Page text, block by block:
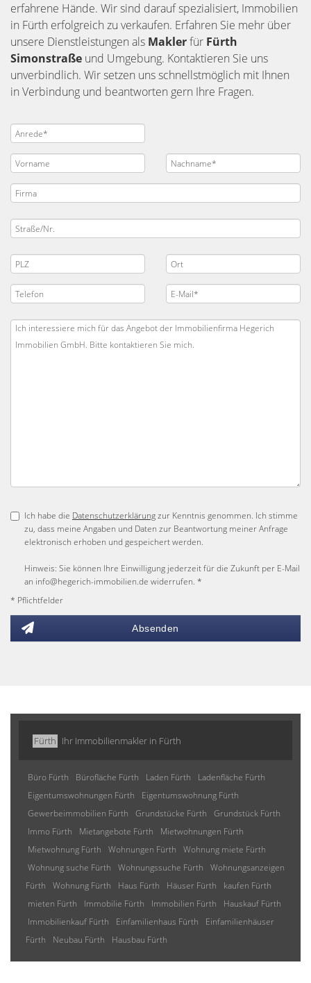
erfahrene Hände. Wir sind darauf spezialisiert, Immobilien
in Fürth erfolgreich zu verkaufen. Erfahren Sie mehr über
unsere Dienstleistungen als Maklerfür Fürth
Simonstraße und Umgebung. Kontaktieren Sie uns
unverbindlich. Wir setzen uns schnellstmöglich mit Ihnen
in Verbindung und beantworten gern Ihre Fragen.
Ich habe die Datenschutzerklärungzur Kenntnis genommen. Ich stimme
zu, dass meine Angaben und Daten zur Beantwortung meiner Anfrage
elektronisch erhoben und gespeichert werden.
Hinweis: Sie können Ihre Einwilligung jederzeit für die Zukunft per E-Mail
an info@hegerich-immobilien.de widerrufen. *
* Pflichtfelder
Absenden
Fürth Ihr Immobilienmakler in Fürth
Büro Fürth Bürofläche Fürth Laden Fürth
Ladenfläche Fürth
Eigentumswohnungen Fürth
Eigentumswohnung Fürth
Gewerbeimmobilien Fürth
Grundstücke Fürth
Grundstück Fürth
Immo Fürth
Mietangebote Fürth
Mietwohnungen Fürth
Mietwohnung Fürth
Wohnungen Fürth
Wohnung miete Fürth
Wohnung suche Fürth
Wohnungssuche Fürth
Wohnungsanzeigen
Fürth
Wohnung Fürth Haus Fürth Häuser Fürth
kaufen Fürth
mieten Fürth
Immobilie Fürth Immobilien Fürth
Hauskauf Fürth
Immobilienkauf Fürth
Einfamilienhaus Fürth
Einfamilienhäuser
Fürth
Neubau Fürth Hausbau Fürth